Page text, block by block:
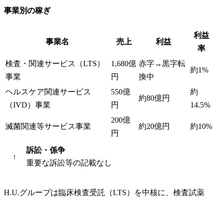
事業別の稼ぎ
事業名 売上 利益
利益
率
検査・関連サービス（LTS）
事業
1,680億
円
赤字→黒字転
換中
約1%
ヘルスケア関連サービス
（IVD）事業
550億
円
約80億円
約
14.5%
滅菌関連等サービス事業
200億
円
約20億円 約10%
!
訴訟・係争
重要な訴訟等の記載なし
H.U.グループは臨床検査受託（LTS）を中核に、検査試薬